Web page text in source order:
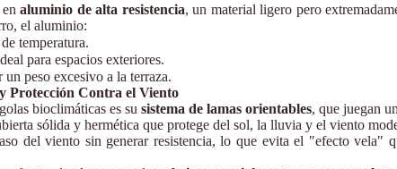
enaluminio de alta resistencia, un material ligero pero
el aluminio:
temperatura.
para espacios exteriores.
peso excesivo a la terraza.
Protección Contra el Viento
bioclimáticas es su sistema de lamas orientables, que juegan
sólida y hermética que protege del sol, la lluvia y el viento
del viento sin generar resistencia, lo que evita el "efecto vela"